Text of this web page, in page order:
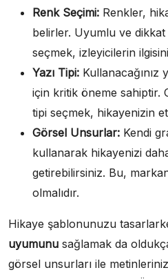
Renk Seçimi: Renkler,
belirler. Uyumlu ve
seçmek, izleyicilerin
Yazı Tipi: Kullanacağınız
için kritik öneme sahiptir.
tipi seçmek, hikayenizin
Görsel Unsurlar: Kendi
kullanarak hikayenizi
getirebilirsiniz. Bu,
olmalıdır.
Hikaye şablonunuzu
uyumunu sağlamak da
görsel unsurları ile